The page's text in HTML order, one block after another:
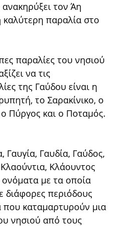
τον Άη
καλύτερη παραλία στο
παραλίες του νησιού
να τις
της Γαύδου είναι η
το Σαρακίνικο, ο
Πύργος και ο Ποταμός.
Γαυγία, Γαυδία, Γαύδος,
Κλάουντος
ονόματα με τα οποία
διάφορες περιόδους
που καταμαρτυρούν μια
νησιού από τους